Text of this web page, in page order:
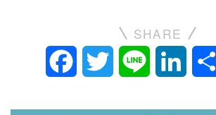
SHARE
FacebookTwitter Line